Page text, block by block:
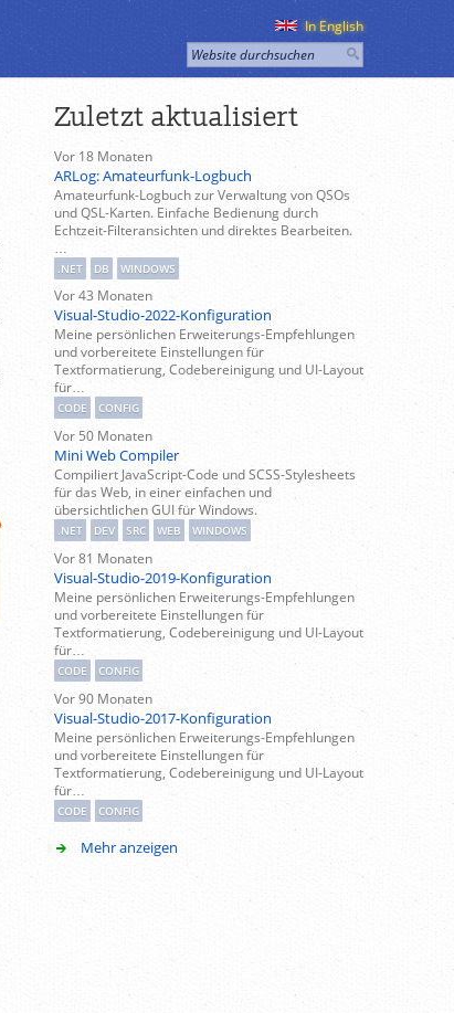
In English
Zuletzt aktualisiert
Vor 18 Monaten
ARLog: Amateurfunk-Logbuch
Amateurfunk-Logbuch zur Verwaltung von QSOs
und QSL-Karten. Einfache Bedienung durch
Echtzeit-Filteransichten und direktes Bearbeiten.
…
.NET DB WINDOWS
Vor 43 Monaten
Visual-Studio-2022-Konfiguration
Meine persönlichen Erweiterungs-Empfehlungen
und vorbereitete Einstellungen für
Textformatierung, Codebereinigung und UI-Layout
für…
CODE CONFIG
Vor 50 Monaten
Mini Web Compiler
Compiliert JavaScript-Code und SCSS-Stylesheets
für das Web, in einer einfachen und
übersichtlichen GUI für Windows.
.NET DEV SRC WEB WINDOWS
Vor 81 Monaten
Visual-Studio-2019-Konfiguration
Meine persönlichen Erweiterungs-Empfehlungen
und vorbereitete Einstellungen für
Textformatierung, Codebereinigung und UI-Layout
für…
CODE CONFIG
Vor 90 Monaten
Visual-Studio-2017-Konfiguration
Meine persönlichen Erweiterungs-Empfehlungen
und vorbereitete Einstellungen für
Textformatierung, Codebereinigung und UI-Layout
für…
CODE CONFIG
Mehr anzeigen